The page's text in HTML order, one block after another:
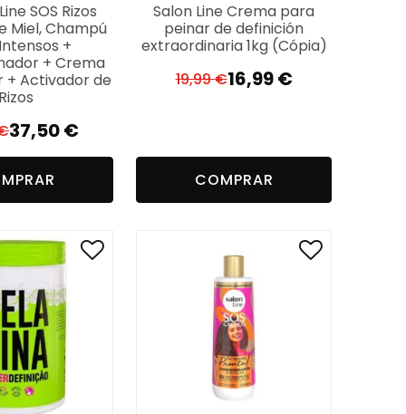
SOS Rizos
Miel, Champú
+
+ Crema
+ Activador de
El
precio
original
era:
37,50€
El
precio
actual
es:
Salon Line Crema para
peinar de definición
extraordinaria 1kg (Cópia)
19,99€ El
era:
19,99 €.
16,99€
El
es:
16,99 €.
COMPRAR